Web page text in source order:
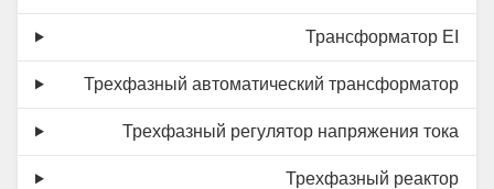
Трансформатор EI
Трехфазный автоматический трансформатор
Трехфазный регулятор напряжения тока
Трехфазный реактор